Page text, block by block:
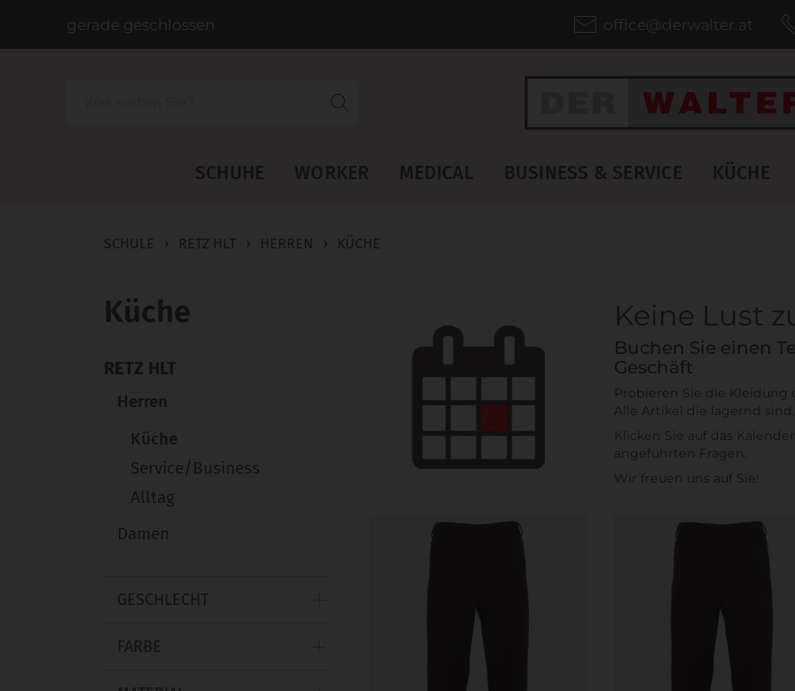
gerade geschlossen office@derwalter.at
SCHUHE WORKER MEDICAL BUSINESS & SERVICE KÜCHE
SCHULE › RETZ HLT › HERREN › KÜCHE
Küche
RETZ HLT
Herren
Küche
Service/Business
Alltag
Damen
GESCHLECHT
FARBE
Keine Lust
Buchen Sie einen
Geschäft
Probieren Sie die Kleidung
Alle Artikel die lagernd
Klicken Sie auf das
angeführten Fragen.
Wir freuen uns auf Sie!